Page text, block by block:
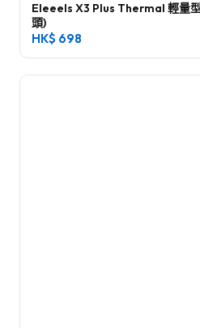
Eleeels X3 Plus Thermal 輕量
頭)
HK$ 698